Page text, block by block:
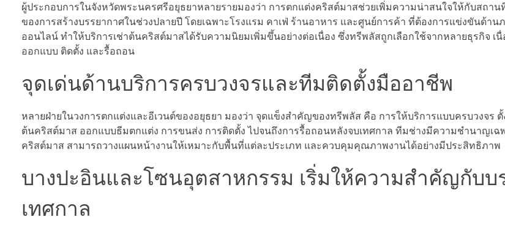
ผู้ประกอบการในจังหวัดพระนครศรีอยุธยาหลายรายมองว่า การตกแต่งคริสต์มาสช่วยเพิ่มความน่าสนใจให้กับสถา
ของการสร้างบรรยากาศในช่วงปลายปี โดยเฉพาะโรงแรม คาเฟ่ ร้านอาหาร และศูนย์การค้า ที่ต้องการแข่งขันด้า
ออนไลน์ ทำให้บริการเช่าต้นคริสต์มาสได้รับความนิยมเพิ่มขึ้นอย่างต่อเนื่อง ซึ่งทรีพลัสถูกเลือกใช้จากหลายธุรกิจ เ
ออกแบบ ติดตั้ง และรื้อถอน
จุดเด่นด้านบริการครบวงจรและทีมติดตั้งมืออาชีพ
หลายฝ่ายในวงการตกแต่งและอีเวนต์ของอยุธยา มองว่า จุดแข็งสำคัญของทรีพลัส คือ การให้บริการแบบครบวงจร
ต้นคริสต์มาส ออกแบบธีมตกแต่ง การขนส่ง การติดตั้ง ไปจนถึงการรื้อถอนหลังจบเทศกาล ทีมช่างมีความชำนาญเฉ
คริสต์มาส สามารถวางแผนหน้างานให้เหมาะกับพื้นที่แต่ละประเภท และควบคุมคุณภาพงานได้อย่างมีประสิทธิภาพ
บางปะอินและโซนอุตสาหกรรม เริ่มให้ความสำคัญกับบ
เทศกาล